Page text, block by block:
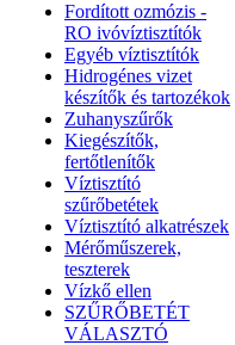
Fordított ozmózis -
RO ivóvíztisztítók
Egyéb víztisztítók
Hidrogénes vizet
készítők és tartozékok
Zuhanyszűrők
Kiegészítők,
fertőtlenítők
Víztisztító
szűrőbetétek
Víztisztító alkatrészek
Mérőműszerek,
teszterek
Vízkő ellen
SZŰRŐBETÉT
VÁLASZTÓ